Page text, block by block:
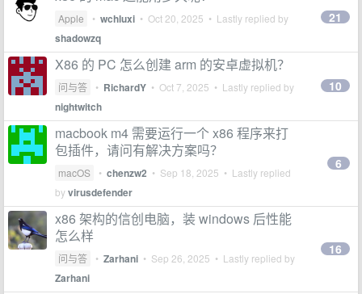
Apple • wchluxi • Oct 20, 2025 • Lastly replied by
shadowzq
21
X86 的 PC 怎么创建 arm 的安卓虚拟机？
问与答 • RichardY • Oct 7, 2025 • Lastly replied by
nightwitch
10
macbook m4 需要运行一个 x86 程序来打
包插件，请问有解决方案吗？
macOS • chenzw2 • Sep 18, 2025 • Lastly replied
byvirusdefender
6
x86 架构的信创电脑，装 windows 后性能
怎么样
问与答 • Zarhani • Sep 26, 2025 • Lastly replied by
Zarhani
16